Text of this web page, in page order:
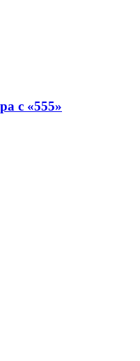
с «555»